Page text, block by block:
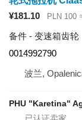
¥181.10 PLN 100
备件 - 变速箱齿轮
0014992790
波兰,
PHU "Karetina"